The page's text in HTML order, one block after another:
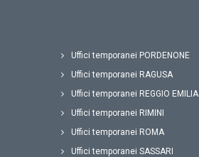
Uffici temporanei PORDENONE
Uffici temporanei RAGUSA
Uffici temporanei REGGIO EMILIA
Uffici temporanei RIMINI
Uffici temporanei ROMA
Uffici temporanei SASSARI